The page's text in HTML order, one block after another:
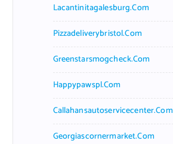
Lacantinitagalesburg.com
Pizzadeliverybristol.com
Greenstarsmogcheck.com
Happypawspl.com
Callahansautoservicecenter.com
Georgiascornermarket.com